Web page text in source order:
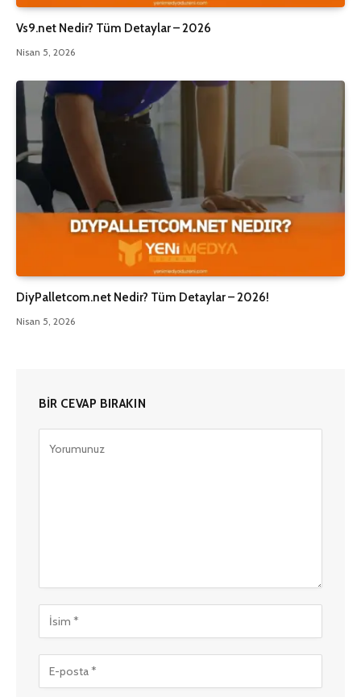
Vs9.net Nedir? Tüm Detaylar – 2026
Nisan 5, 2026
DiyPalletcom.net Nedir? Tüm Detaylar – 2026!
Nisan 5, 2026
BIR CEVAP BIRAKIN